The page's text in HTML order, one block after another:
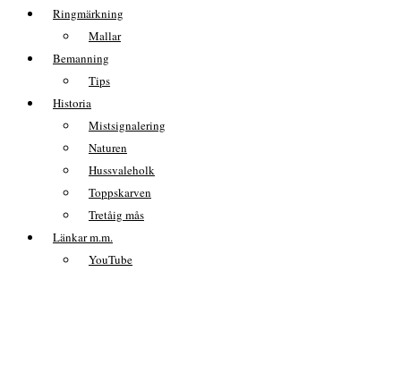
Ringmärkning
Mallar
Bemanning
Tips
Historia
Mistsignalering
Naturen
Hussvaleholk
Toppskarven
Tretåig mås
Länkar m.m.
YouTube